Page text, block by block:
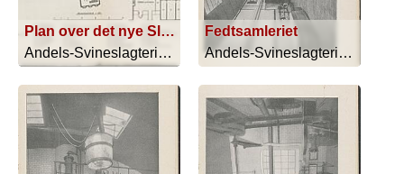
Plan over det nye Slagteri
Andels-Svineslagteriet i Kolding - 1913
Fedtsamleriet
Andels-Svineslagteriet i Kolding - 1913